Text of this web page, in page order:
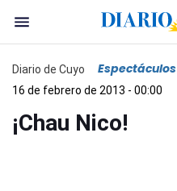
Diario de Cuyo Espectáculos
16 de febrero de 2013 - 00:00
¡Chau Nico!